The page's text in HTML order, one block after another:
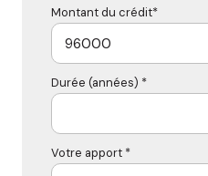
Montant du crédit*
Durée (années) *
Votre apport *